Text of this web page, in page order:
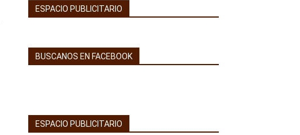
ESPACIO PUBLICITARIO
BUSCANOS EN FACEBOOK
ESPACIO PUBLICITARIO